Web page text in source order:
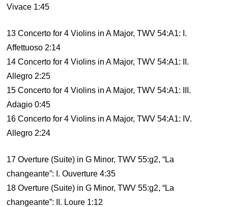
Vivace 1:45
13 Concerto for 4 Violins in A Major, TWV 54:A1: I.
Affettuoso 2:14
14 Concerto for 4 Violins in A Major, TWV 54:A1: II.
Allegro 2:25
15 Concerto for 4 Violins in A Major, TWV 54:A1: III.
Adagio 0:45
16 Concerto for 4 Violins in A Major, TWV 54:A1: IV.
Allegro 2:24
17 Overture (Suite) in G Minor, TWV 55:g2, “La
changeante”: I. Ouverture 4:35
18 Overture (Suite) in G Minor, TWV 55:g2, “La
changeante”: II. Loure 1:12